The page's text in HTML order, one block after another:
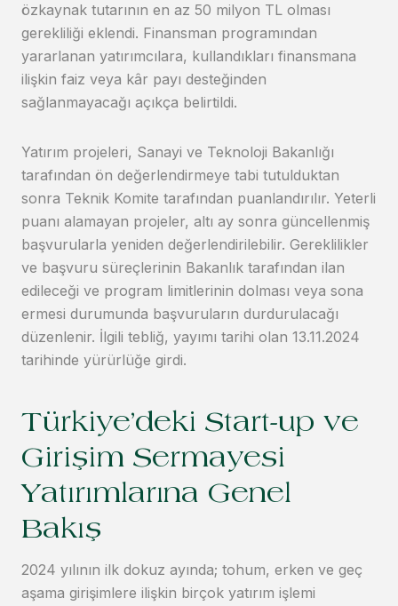
özkaynak tutarının en az 50 milyon TL olması
gerekliliği eklendi. Finansman programından
yararlanan yatırımcılara, kullandıkları finansmana
ilişkin faiz veya kâr payı desteğinden
sağlanmayacağı açıkça belirtildi.
Yatırım projeleri, Sanayi ve Teknoloji Bakanlığı
tarafından ön değerlendirmeye tabi tutulduktan
sonra Teknik Komite tarafından puanlandırılır. Yeterli
puanı alamayan projeler, altı ay sonra güncellenmiş
başvurularla yeniden değerlendirilebilir. Gereklilikler
ve başvuru süreçlerinin Bakanlık tarafından ilan
edileceği ve program limitlerinin dolması veya sona
ermesi durumunda başvuruların durdurulacağı
düzenlenir. İlgili tebliğ, yayımı tarihi olan 13.11.2024
tarihinde yürürlüğe girdi.
Türkiye’deki Start-up ve
Girişim Sermayesi
Yatırımlarına Genel
Bakış
2024 yılının ilk dokuz ayında; tohum, erken ve geç
aşama girişimlere ilişkin birçok yatırım işlemi